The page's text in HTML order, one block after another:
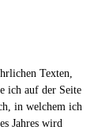
Texten,
ich auf der Seite
in welchem ich
Jahres wird